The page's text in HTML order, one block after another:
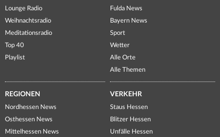
Lounge Radio
Weihnachtsradio
Meditationsradio
Top 40
Playlist
Fulda News
Bayern News
Sport
Wetter
Alle Orte
Alle Themen
REGIONEN
Nordhessen News
Osthessen News
Mittelhessen News
VERKEHR
Staus Hessen
Blitzer Hessen
Unfälle Hessen